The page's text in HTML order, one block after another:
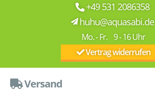
+49 531 2086358
huhu@aquasabi.de
Mo. - Fr. 9 - 16 Uhr
Vertrag widerrufen
Versand